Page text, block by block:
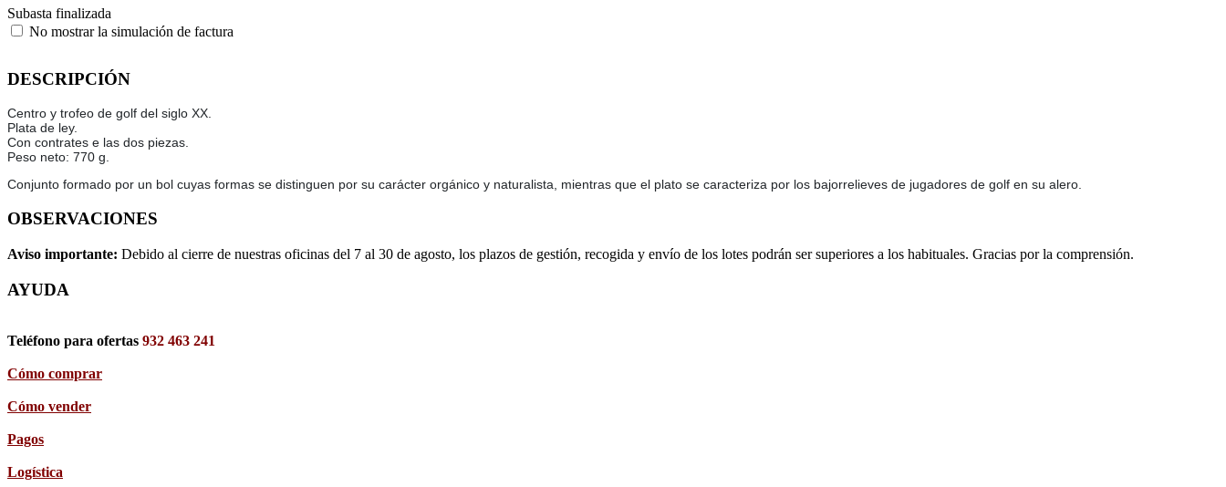
Subasta finalizada
No mostrar la simulación de factura
DESCRIPCIÓN
Centro y trofeo de golf del siglo XX.
Plata de ley.
Con contrates e las dos piezas.
Peso neto: 770 g.
Conjunto formado por un bol cuyas formas se distinguen por su carácter orgánico y naturalista, mientras que el plato se caracteriza por los bajorrelieves de jugadores de golf en su alero.
OBSERVACIONES
Aviso importante: Debido al cierre de nuestras oficinas del 7 al 30 de agosto, los plazos de gestión, recogida y envío de los lotes podrán ser superiores a los habituales. Gracias por la comprensión.
AYUDA
Teléfono para ofertas 932 463 241
Cómo comprar
Cómo vender
Pagos
Logística